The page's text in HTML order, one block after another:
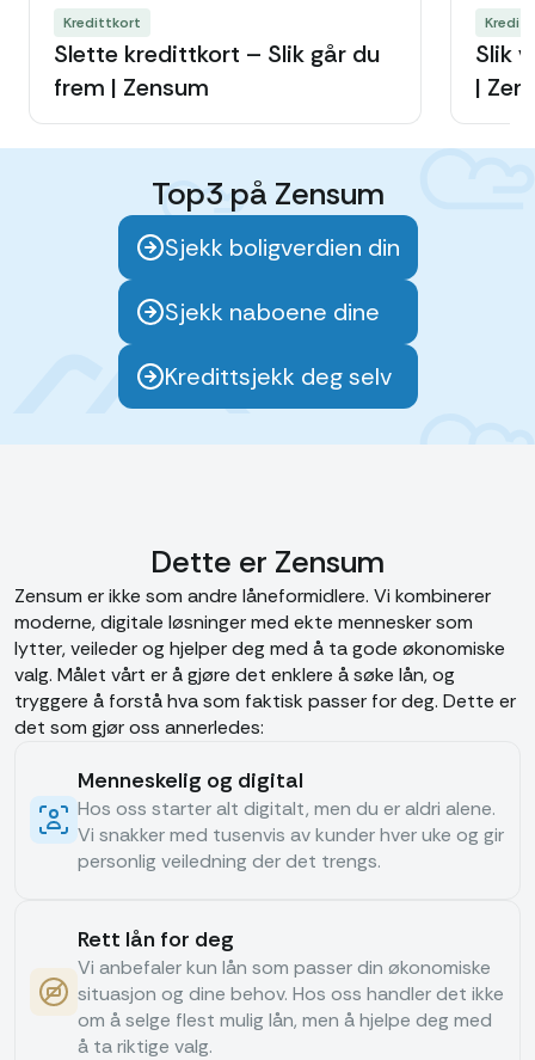
Kredittkort
Slette kredittkort – Slik går du
frem | Zensum
Slik
|
Top3 på Zensum
Sjekk boligverdien din
Sjekk naboene dine
Kredittsjekk deg selv
Dette er Zensum
Zensum er ikke som andre låneformidlere. Vi kombinerer
moderne, digitale løsninger med ekte mennesker som
lytter, veileder og hjelper deg med å ta gode økonomiske
valg. Målet vårt er å gjøre det enklere å søke lån, og
tryggere å forstå hva som faktisk passer for deg. Dette er
det som gjør oss annerledes:
Menneskelig og digital
Hos oss starter alt digitalt, men du er aldri alene.
Vi snakker med tusenvis av kunder hver uke og gir
personlig veiledning der det trengs.
Rett lån for deg
Vi anbefaler kun lån som passer din økonomiske
situasjon og dine behov. Hos oss handler det ikke
om å selge flest mulig lån, men å hjelpe deg med
å ta riktige valg.